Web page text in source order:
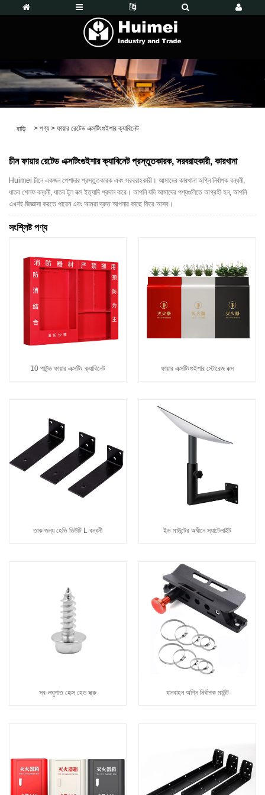
বাড়ি > পণ্য > ফায়ার রেটেড এক্সটিংগুইশার ক্যাবিনেট
চীন ফায়ার রেটেড এক্সটিংগুইশার ক্যাবিনেট প্রস্তুতকারক, সরবরাহকারী, কারখানা
Huimei চীনে একজন পেশাদার প্রস্তুতকারক এবং সরবরাহকারী। আমাদের কারখানা অগ্নি নির্বাপক বন্ধনী,
ধাতব শেলফ বন্ধনী, ধাতব টুল বক্স ইত্যাদি প্রদান করে। আপনি যদি আমাদের পণ্যগুলিতে আগ্রহী হন, আপনি
এখনই জিজ্ঞাসা করতে পারেন এবং আমরা দ্রুত আপনার কাছে ফিরে আসব।
সংশ্লিষ্ট পণ্য
10 পাউন্ড ফায়ার এক্সটিং ক্যাবিনেট ফায়ার এক্সটিংগুইশার স্টোরেজ বক্স
তাক জন্য হেভি ডিউটি ​​L বন্ধনী ইভ মাউন্টের অধীনে স্যাটেলাইট
স্ব-লঘুপাত হেক্স হেড স্ক্রু যানবাহন অগ্নি নির্বাপক মাউন্ট